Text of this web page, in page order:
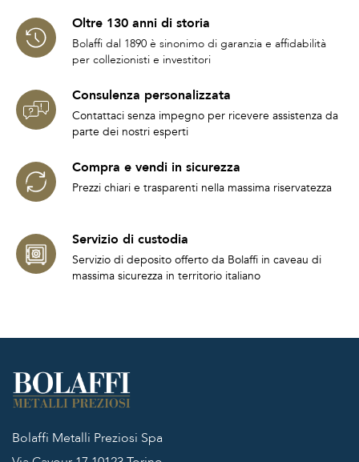
Oltre 130 anni di storia
Bolaffi dal 1890 è sinonimo di garanzia e affidabilità
per collezionisti e investitori
Consulenza personalizzata
Contattaci senza impegno per ricevere assistenza da
parte dei nostri esperti
Compra e vendi in sicurezza
Prezzi chiari e trasparenti nella massima riservatezza
Servizio di custodia
Servizio di deposito offerto da Bolaffi in caveau di
massima sicurezza in territorio italiano
Bolaffi Metalli Preziosi Spa